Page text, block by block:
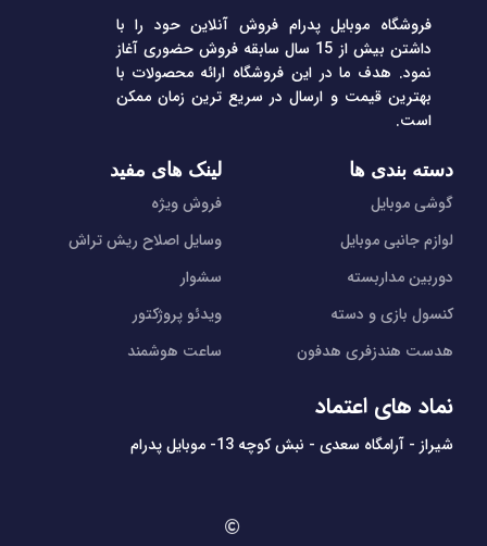
فروشگاه موبایل پدرام فروش آنلاین حود را با
داشتن بیش از 15 سال سابقه فروش حضوری آغاز
نمود. هدف ما در این فروشگاه ارائه محصولات با
بهترین قیمت و ارسال در سریع ترین زمان ممکن
است.
دسته بندی ها
گوشی موبایل
لوازم جانبی موبایل
دوربین مداربسته
کنسول بازی و دسته
هدست هندزفری هدفون
لینک های مفید
فروش ویژه
وسایل اصلاح ریش تراش
سشوار
ویدئو پروژکتور
ساعت هوشمند
نماد های اعتماد
شیراز - آرامگاه سعدی - نبش کوچه 13- موبایل پدرام